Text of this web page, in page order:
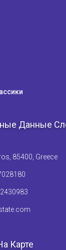
Данные
85400, Greece
Карте